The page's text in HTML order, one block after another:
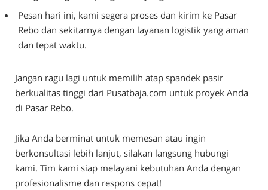
Pesan hari ini, kami segera proses dan kirim ke Pasar
Rebo dan sekitarnya dengan layanan logistik yang aman
dan tepat waktu.
Jangan ragu lagi untuk memilih atap spandek pasir
berkualitas tinggi dari Pusatbaja.com untuk proyek Anda
di Pasar Rebo.
Jika Anda berminat untuk memesan atau ingin
berkonsultasi lebih lanjut, silakan langsung hubungi
kami. Tim kami siap melayani kebutuhan Anda dengan
profesionalisme dan respons cepat!